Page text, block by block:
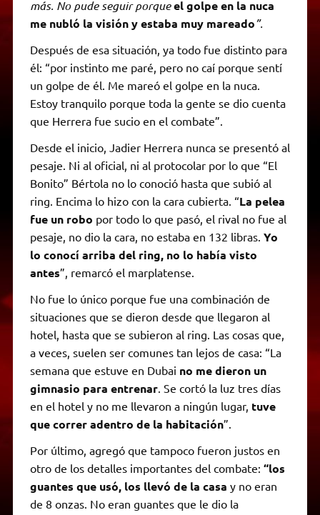
más. No pude seguir porqueel golpe en la nuca
me nubló la visión y estaba muy mareado”.
Después de esa situación, ya todo fue distinto para
él: “por instinto me paré, pero no caí porque sentí
un golpe de él. Me mareó el golpe en la nuca.
Estoy tranquilo porque toda la gente se dio cuenta
que Herrera fue sucio en el combate”.
Desde el inicio, Jadier Herrera nunca se presentó al
pesaje. Ni al oficial, ni al protocolar por lo que “El
Bonito” Bértola no lo conoció hasta que subió al
ring. Encima lo hizo con la cara cubierta. “La pelea
fue un robo por todo lo que pasó, el rival no fue al
pesaje, no dio la cara, no estaba en 132 libras. Yo
lo conocí arriba del ring, no lo había visto
antes”, remarcó el marplatense.
No fue lo único porque fue una combinación de
situaciones que se dieron desde que llegaron al
hotel, hasta que se subieron al ring. Las cosas que,
a veces, suelen ser comunes tan lejos de casa: “La
semana que estuve en Dubai no me dieron un
gimnasio para entrenar. Se cortó la luz tres días
en el hotel y no me llevaron a ningún lugar, tuve
que correr adentro de la habitación”.
Por último, agregó que tampoco fueron justos en
otro de los detalles importantes del combate: “los
guantes que usó, los llevó de la casa y no eran
de 8 onzas. No eran guantes que le dio la